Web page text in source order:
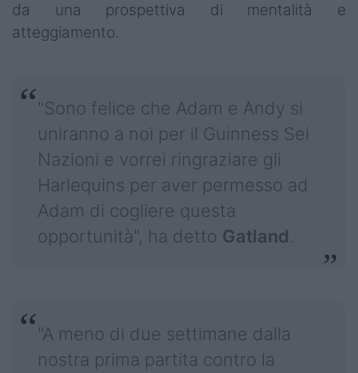
da una prospettiva di mentalità e
atteggiamento.
"Sono felice che Adam e Andy si
uniranno a noi per il Guinness Sei
Nazioni e vorrei ringraziare gli
Harlequins per aver permesso ad
Adam di cogliere questa
opportunità", ha detto Gatland.
"A meno di due settimane dalla
nostra prima partita contro la